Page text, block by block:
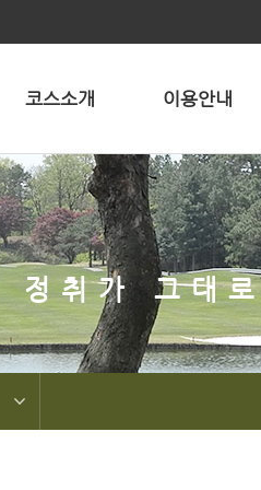
코스소개 이용안내
정취가 그대